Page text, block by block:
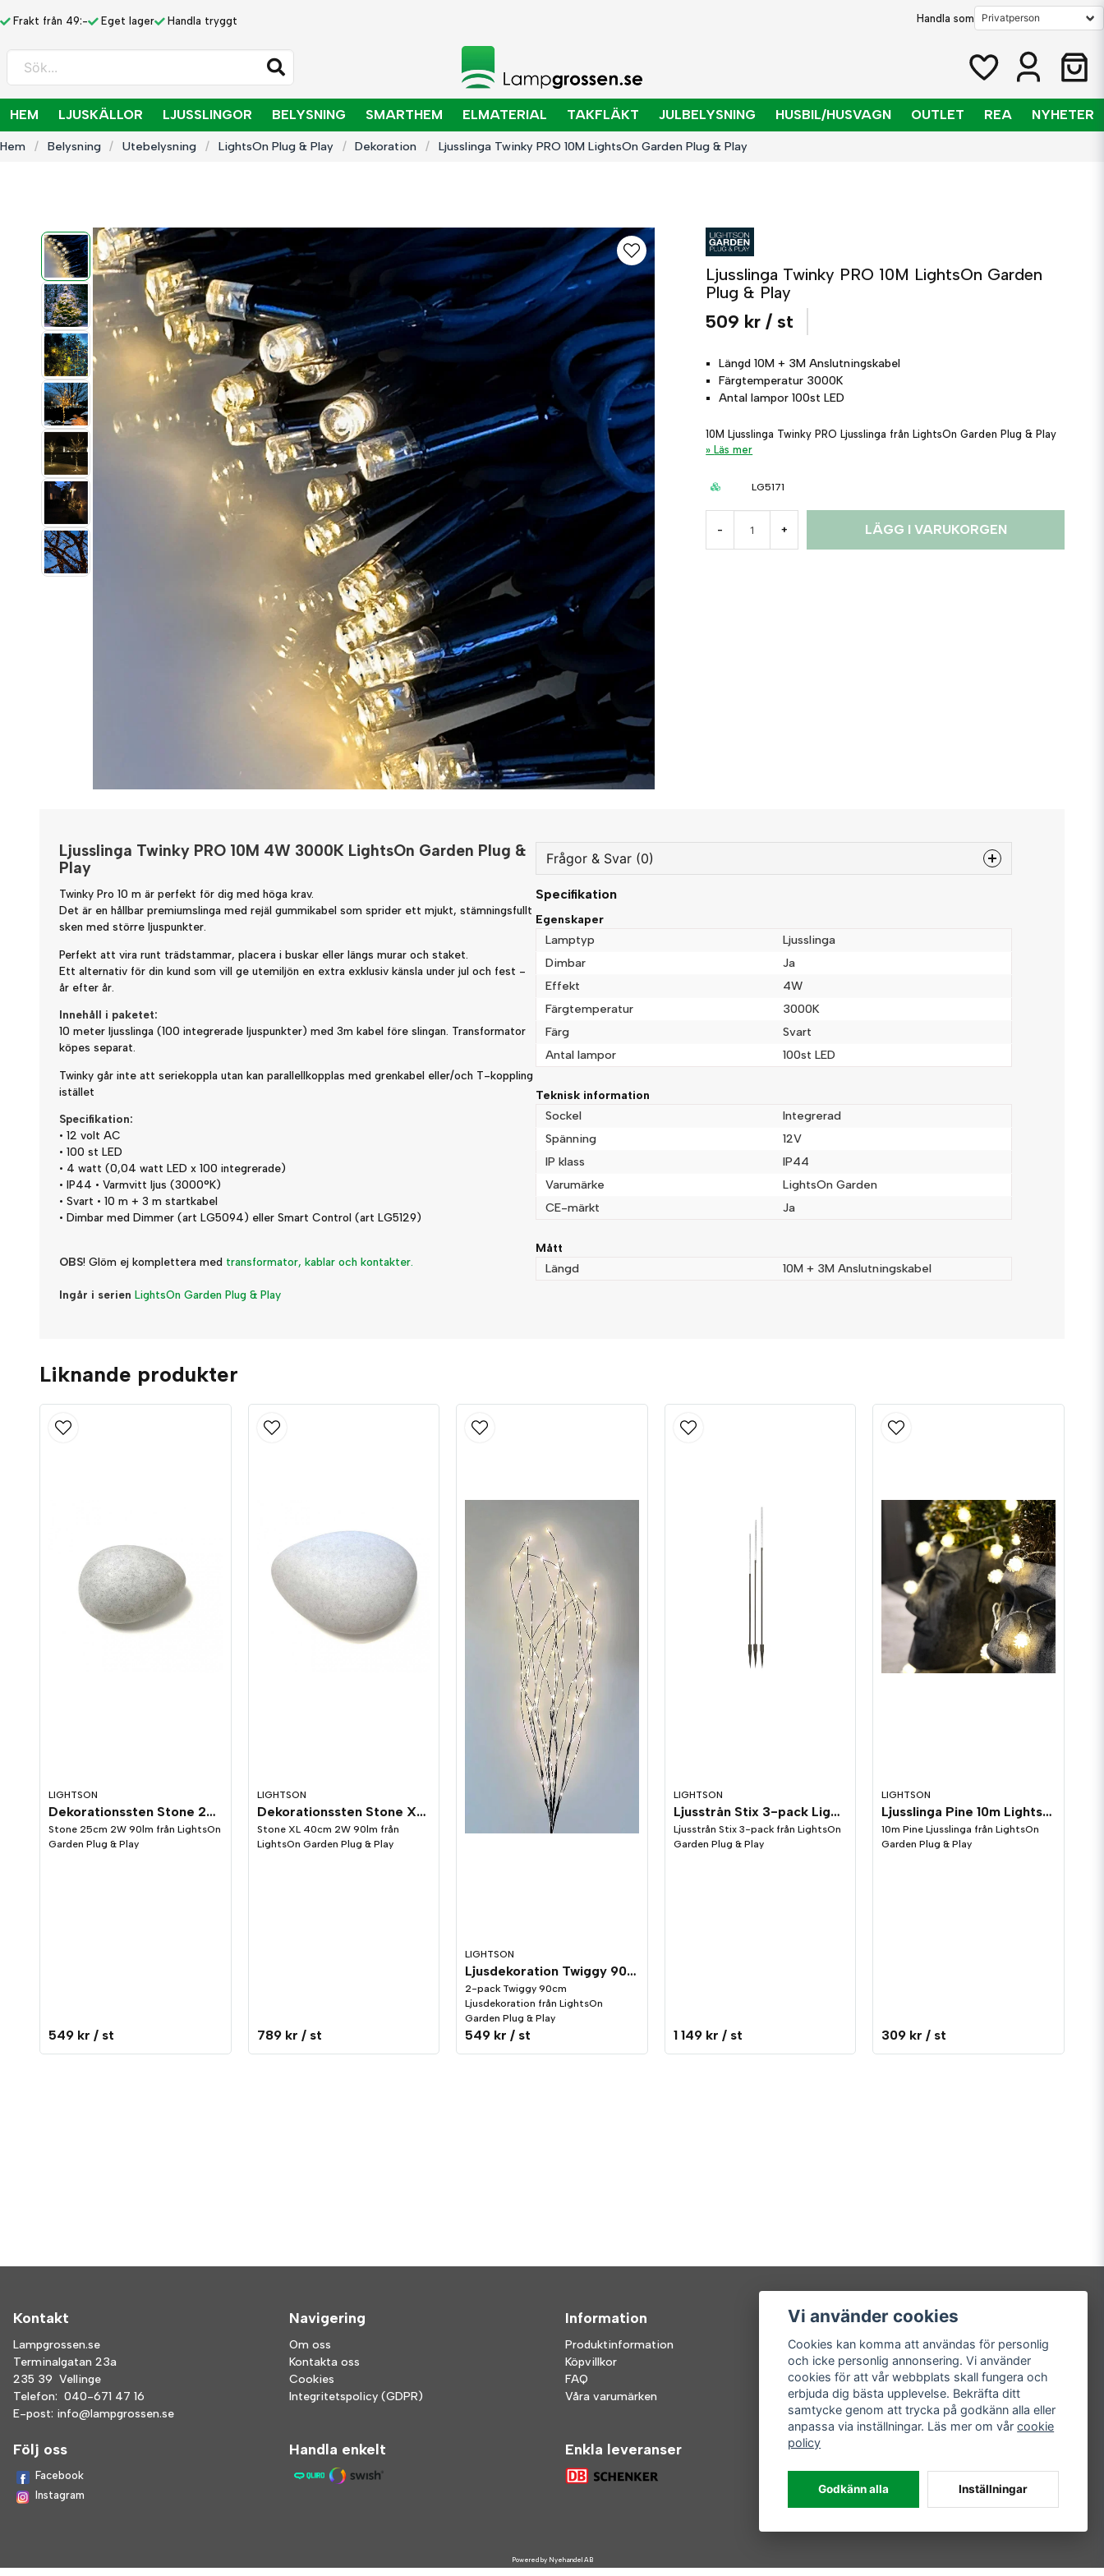
Frakt från 49:- Eget lager Handla tryggt Handla som
Sök...
HEM LJUSKÄLLOR LJUSSLINGOR BELYSNING SMARTHEM ELMATERIAL TAKFLÄKT JULBELYSNING HUSBIL/HUSVAGN OUTLET REA NYHETER
Hem Belysning Utebelysning LightsOn Plug & Play Dekoration Ljusslinga Twinky PRO 10M LightsOn Garden Plug & Play
Ljusslinga Twinky PRO 10M LightsOn Garden
Plug & Play
509 kr / st
Längd10M + 3M Anslutningskabel
Färgtemperatur 3000K
Antal lampor100st LED
10M Ljusslinga Twinky PRO Ljusslinga från LightsOn Garden Plug & Play
Läs mer
LG5171
- + LÄGG I VARUKORGEN
Ljusslinga Twinky PRO 10M 4W 3000K LightsOn Garden Plug &
Play
Twinky Pro 10 m är perfekt för dig med höga krav.
Det är en hållbar premiumslinga med rejäl gummikabel som sprider ett mjukt, stämningsfullt
sken med större ljuspunkter.
Perfekt att vira runt trädstammar, placera i buskar eller längs murar och staket.
Ett alternativ för din kund som vill ge utemiljön en extra exklusiv känsla under jul och fest -
år efter år.
Innehåll i paketet:
10 meter ljusslinga (100 integrerade ljuspunkter) med 3m kabel före slingan. Transformator
köpes separat.
Twinky går inte att seriekoppla utan kan parallellkopplas med grenkabel eller/och T-koppling
istället
Specifikation:
• 12 volt AC
• 100 st LED
• 4 watt (0,04 watt LED x 100 integrerade)
• IP44 • Varmvitt ljus (3000°K)
• Svart • 10 m + 3 m startkabel
• Dimbar med Dimmer (art LG5094) eller Smart Control (art LG5129)
OBS! Glöm ej komplettera med transformator, kablar och kontakter.
Ingår i serien LightsOn Garden Plug & Play
Frågor & Svar (0)
question
nameNamn email
Mejladress
Ja, ni får publicera min fråga
Specifikation
Egenskaper
Lamptyp
Ljusslinga
Dimbar
Ja
Effekt
4W
Färgtemperatur
3000K
Färg
Svart
Antal lampor
100st LED
Teknisk information
Sockel
Integrerad
Spänning
12V
IP klass
IP44
Varumärke
LightsOn Garden
CE-märkt
Ja
Mått
Längd
10M + 3M Anslutningskabel
Liknande produkter
LIGHTSON
Dekorationssten Stone 25cm LightsOn Garden Plug & Play
Stone 25cm 2W 90lm från LightsOn
Garden Plug & Play
549 kr / st
LIGHTSON
Dekorationssten Stone XL 40cm LightsOn Garden Plug & Play
Stone XL 40cm 2W 90lm från
LightsOn Garden Plug & Play
789 kr / st
LIGHTSON
Ljusdekoration Twiggy 90cm 2-pack LightsOn Garden Plug & Play
2-pack Twiggy 90cm
Ljusdekoration från LightsOn
Garden Plug & Play
549 kr / st
LIGHTSON
Ljusstrån Stix 3-pack LightsOn Garden Plug & Play
Ljusstrån Stix 3-pack från LightsOn
Garden Plug & Play
1 149 kr / st
LIGHTSON
Ljusslinga Pine 10m LightsOn Garden Plug & Play
10m Pine Ljusslinga från LightsOn
Garden Plug & Play
309 kr / st
Kontakt
Lampgrossen.se
Terminalgatan 23a
235 39 Vellinge
Telefon: 040-671 47 16
E-post: info@lampgrossen.se
Navigering
Om oss
Kontakta oss
Cookies
Integritetspolicy (GDPR)
Information
Produktinformation
Köpvillkor
FAQ
Våra varumärken
Mitt konto
Logga in
Registrera dig
Glömt lösenord?
Följ oss
Facebook
Instagram
Handla enkelt Enkla leveranser
Powered by Nyehandel AB
Vi använder cookies
Cookies kan komma att användas för personlig
och icke personlig annonsering. Vi använder
cookies för att vår webbplats skall fungera och
erbjuda dig bästa upplevelse. Bekräfta ditt
samtycke genom att trycka på godkänn alla eller
anpassa via inställningar. Läs mer om vårcookie
policy
Godkänn alla Inställningar